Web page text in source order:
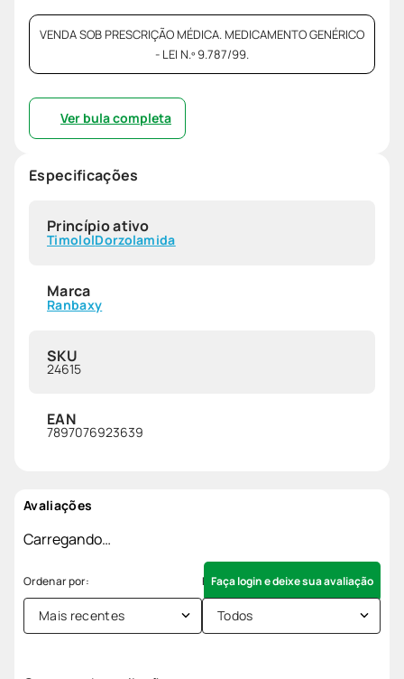
VENDA SOB PRESCRIÇÃO MÉDICA. MEDICAMENTO GENÉRICO
- LEI N.º 9.787/99.
Ver bula completa
Especificações
Princípio ativo
TimololDorzolamida
Marca
Ranbaxy
SKU
24615
EAN
7897076923639
Avaliações
Carregando…
Faça login e deixe sua avaliação
Mais recentes Todos